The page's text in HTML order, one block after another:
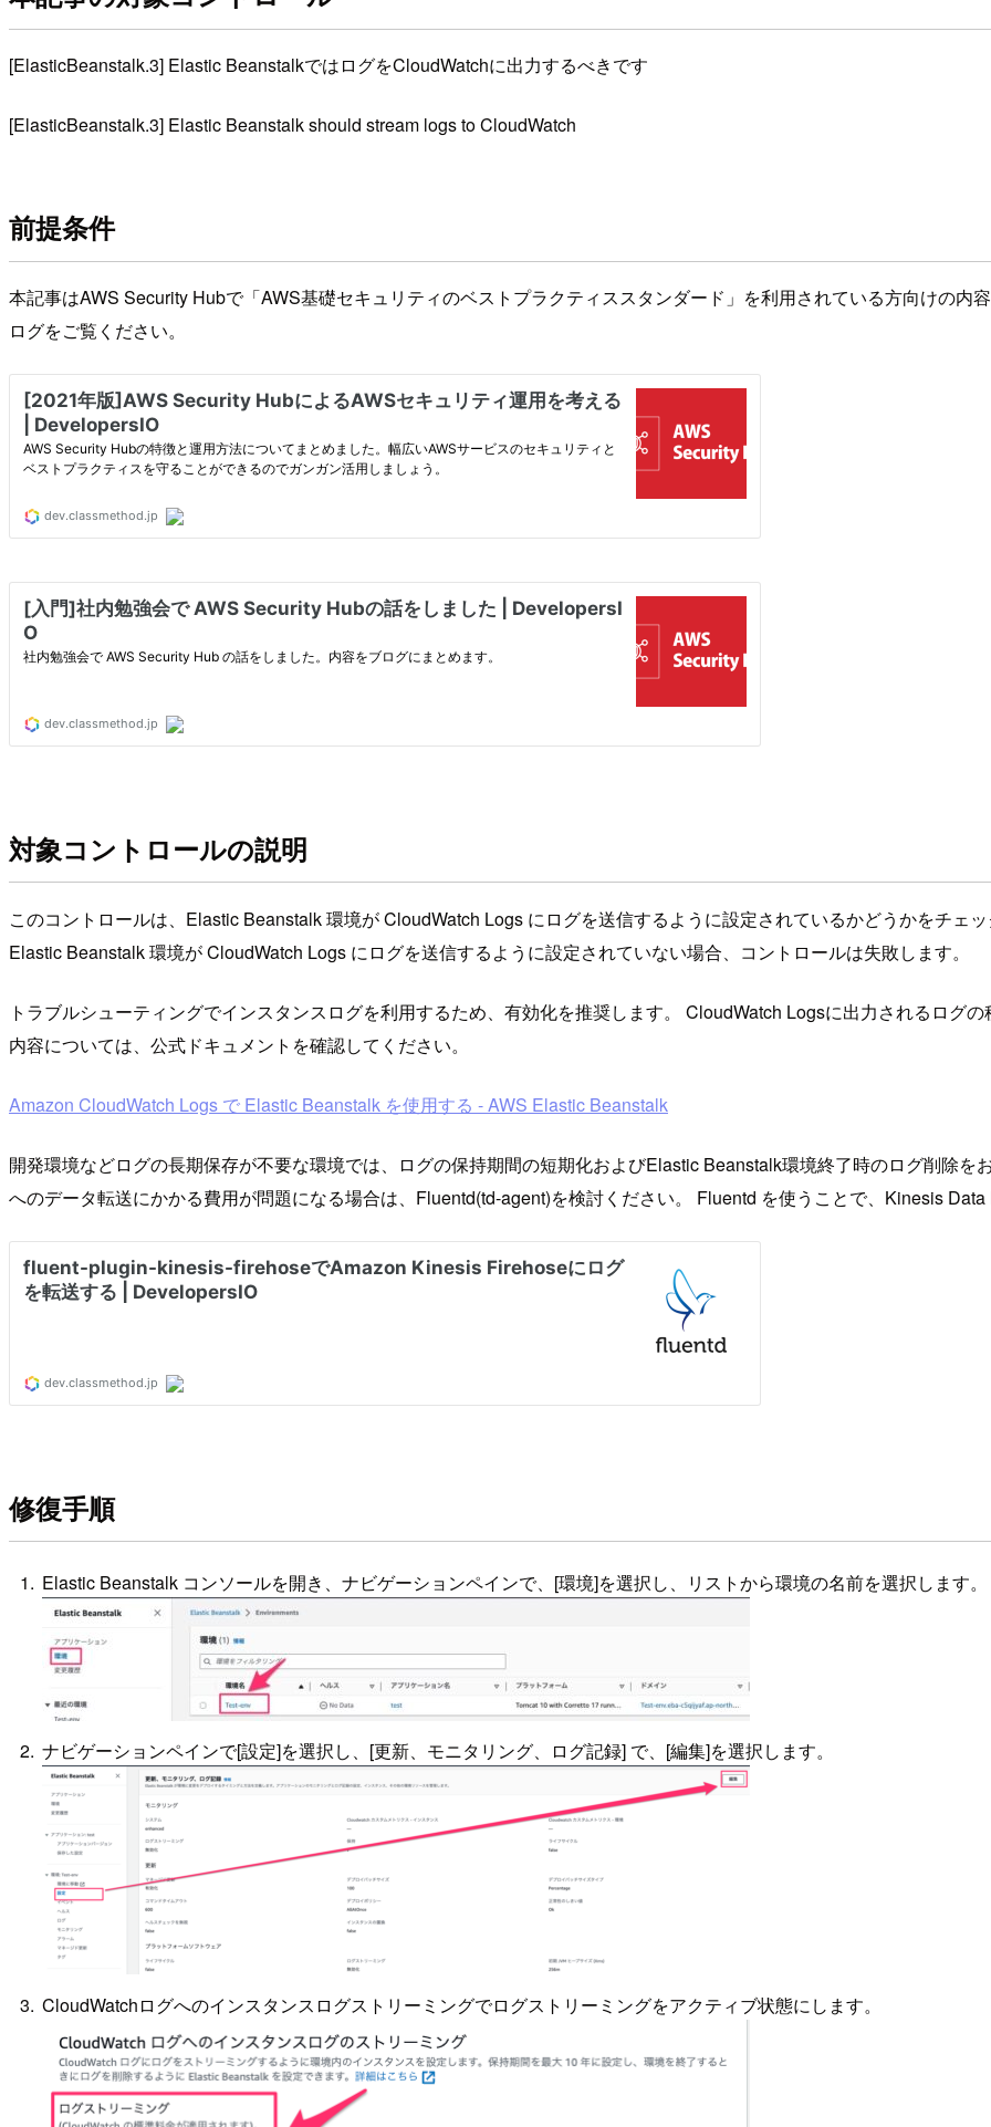
[ElasticBeanstalk.3] Elastic BeanstalkではログをCloudWatchに出力するべきです
[ElasticBeanstalk.3] Elastic Beanstalk should stream logs to CloudWatch
前提条件
本記事はAWS Security Hubで「AWS基礎セキュリティのベストプラクティススタンダード」を利用されている方向けの内
ログをご覧ください。
対象コントロールの説明
このコントロールは、Elastic Beanstalk 環境が CloudWatch Logs にログを送信するように設定されているかどうかをチェッ
Elastic Beanstalk 環境が CloudWatch Logs にログを送信するように設定されていない場合、コントロールは失敗します。
トラブルシューティングでインスタンスログを利用するため、有効化を推奨します。 CloudWatch Logsに出力されるログ
内容については、公式ドキュメントを確認してください。
Amazon CloudWatch Logs で Elastic Beanstalk を使用する - AWS Elastic Beanstalk
開発環境などログの長期保存が不要な環境では、ログの保持期間の短期化およびElastic Beanstalk環境終了時のログ削除
へのデータ転送にかかる費用が問題になる場合は、Fluentd(td-agent)を検討ください。 Fluentd を使うことで、Kinesis Data
修復手順
Elastic Beanstalk コンソールを開き、ナビゲーションペインで、[環境]を選択し、リストから環境の名前を選択しま
ナビゲーションペインで[設定]を選択し、[更新、モニタリング、ログ記録] で、[編集]を選択します。
CloudWatchログへのインスタンスログストリーミングでログストリーミングをアクティブ状態にします。